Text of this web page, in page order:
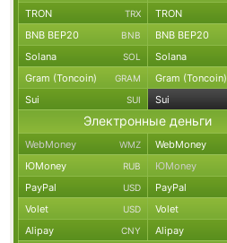
TRON TRX TRON
BNB BEP20 BNB BNB BEP20
Solana SOL Solana
Gram (Toncoin) GRAM Gram (Toncoin)
Sui SUI Sui
Электронные деньги
WebMoney WMZ WebMoney
ЮMoney RUB ЮMoney
PayPal USD PayPal
Volet USD Volet
Alipay CNY Alipay